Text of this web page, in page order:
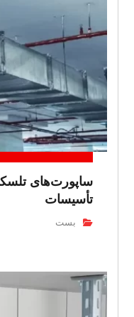
ساپورت‌های
تأسیسات
بست